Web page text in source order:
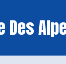
Des